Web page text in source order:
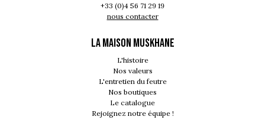
+33 (0)4 56 71 29 19
nous contacter
LA MAISON MUSKHANE
L'histoire
Nos valeurs
L'entretien du feutre
Nos boutiques
Le catalogue
Rejoignez notre équipe !